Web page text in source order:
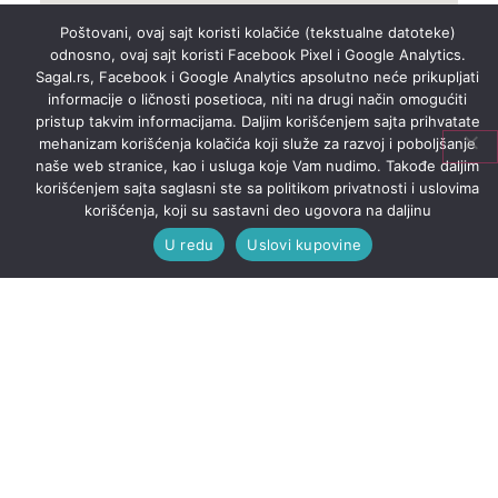
Poštovani, ovaj sajt koristi kolačiće (tekstualne datoteke)
odnosno, ovaj sajt koristi Facebook Pixel i Google Analytics.
Sagal.rs, Facebook i Google Analytics apsolutno neće prikupljati
informacije o ličnosti posetioca, niti na drugi način omogućiti
pristup takvim informacijama. Daljim korišćenjem sajta prihvatate
mehanizam korišćenja kolačića koji služe za razvoj i poboljšanje
naše web stranice, kao i usluga koje Vam nudimo. Takođe daljim
korišćenjem sajta saglasni ste sa politikom privatnosti i uslovima
korišćenja, koji su sastavni deo ugovora na daljinu
U redu
Uslovi kupovine